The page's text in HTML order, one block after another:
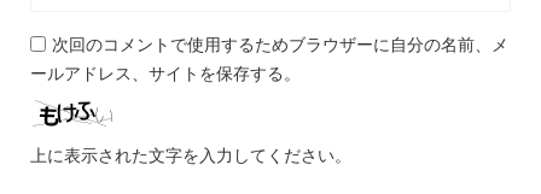
次回のコメントで使用するためブラウザーに自分の名前、メ
ールアドレス、サイトを保存する。
上に表示された文字を入力してください。